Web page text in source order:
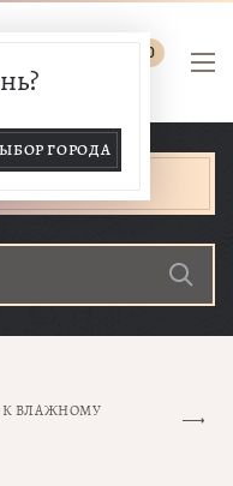
0
ГОРОДА
ВЛАЖНОМУ